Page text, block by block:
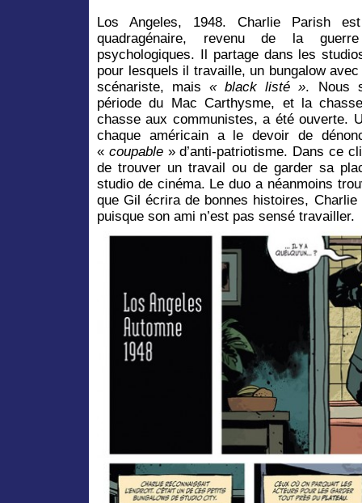
Los Angeles, 1948. Charlie Parish
quadragénaire, revenu de la
psychologiques. Il partage dans les
pour lesquels il travaille, un bungalow
scénariste, mais« black listé ». Nous
période du Mac Carthysme, et la
chasse aux communistes, a été ouverte.
chaque américain a le devoir de
« coupable» d’anti-patriotisme. Dans ce
de trouver un travail ou de garder sa
studio de cinéma. Le duo a néanmoins
que Gil écrira de bonnes histoires,
puisque son ami n’est pas sensé travailler.